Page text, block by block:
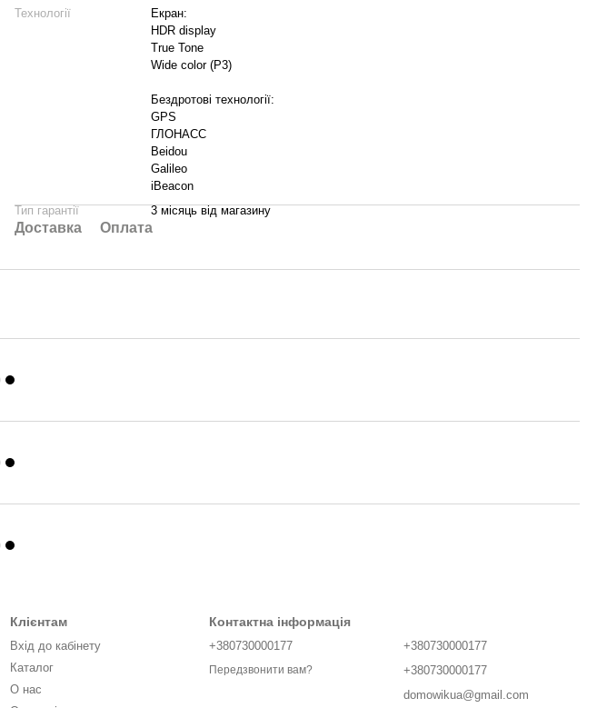
Технології
Екран:
HDR display
True Tone
Wide color (P3)
Бездротові технології:
GPS
ГЛОНАСС
Beidou
Galileo
iBeacon
Тип гарантії
3 місяць від магазину
Доставка Оплата
Клієнтам
Вхід до кабінету
Каталог
О нас
Контактна інформація
+380730000177
Передзвонити вам?
+380730000177
+380730000177
domowikua@gmail.com